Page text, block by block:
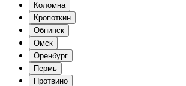
Коломна
Кропоткин
Обнинск
Омск
Оренбург
Пермь
Протвино